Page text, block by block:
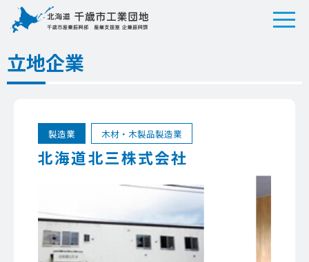
立地企業
製造業 木材・木製品製造業
北海道北三株式会社